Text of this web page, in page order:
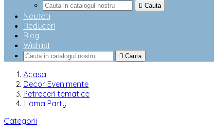
 Cauta
Noutati
Reduceri
Blog
Wishlist
 Cauta
Acasa
Decor Evenimente
Petreceri tematice
Llama Party
Categorii